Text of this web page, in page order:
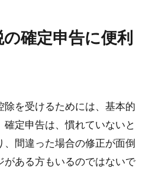
確定申告に便利
除を受けるためには、基本的
定申告は、慣れていないと
間違った場合の修正が面倒
がある方もいるのではないで